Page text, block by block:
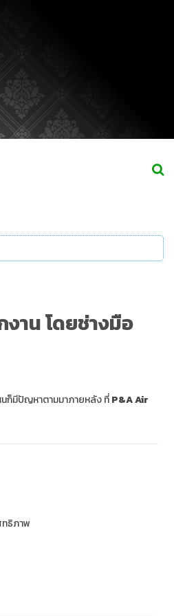
าน โดยช่างมือ
ก็มีปัญหาตามมาภายหลัง ที่P&A Air
ทธิภาพ